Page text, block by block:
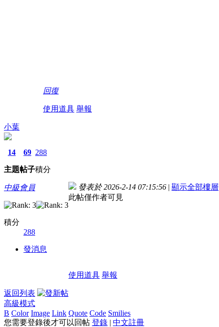
回復
使用道具 舉報
小葉
14
主題
69
帖子
288
積分
中級會員
積分
288
發消息
發表於 2026-2-14 07:15:56 | 顯示全部樓層
此帖僅作者可見
使用道具 舉報
返回列表
高級模式
B Color Image Link Quote Code Smilies
您需要登錄後才可以回帖 登錄 | 中文註冊